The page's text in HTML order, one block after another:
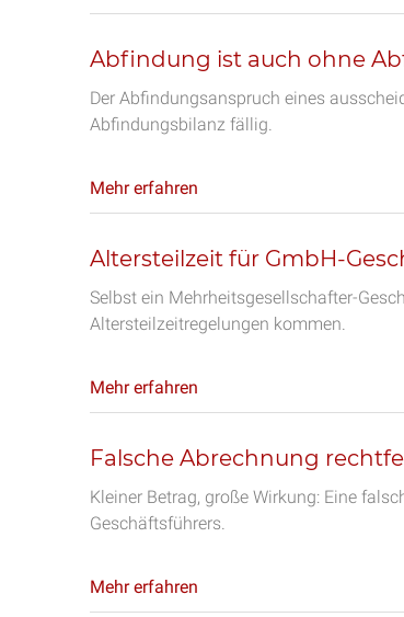
Abfindung ist auch ohne
Der Abfindungsanspruch eines
Abfindungsbilanz fällig.
Mehr erfahren
Altersteilzeit für GmbH-
Selbst ein Mehrheitsgesellschafter-
Altersteilzeitregelungen kommen.
Mehr erfahren
Falsche Abrechnung
Kleiner Betrag, große Wirkung: Eine
Geschäftsführers.
Mehr erfahren